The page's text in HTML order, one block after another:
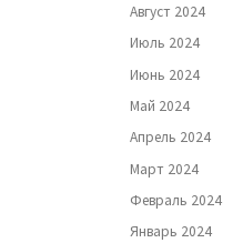
Август 2024
Июль 2024
Июнь 2024
Май 2024
Апрель 2024
Март 2024
Февраль 2024
Январь 2024